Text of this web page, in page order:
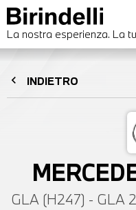
La nostra esperienza. La
chevron_left INDIETRO
GLA (H247) - GLA